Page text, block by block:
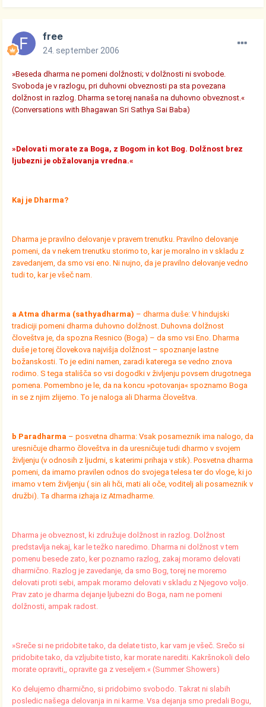
free
24. september 2006
»Beseda dharma ne pomeni dolžnosti; v dolžnosti ni svobode.
Svoboda je v razlogu, pri duhovni obveznosti pa sta povezana
dolžnost in razlog. Dharma se torej nanaša na duhovno obveznost.«
(Conversations with Bhagawan Sri Sathya Sai Baba)
»Delovati morate za Boga, z Bogom in kot Bog. Dolžnost brez
ljubezni je obžalovanja vredna.«
Kaj je Dharma?
Dharma je pravilno delovanje v pravem trenutku. Pravilno delovanje
pomeni, da v nekem trenutku storimo to, kar je moralno in v skladu z
zavedanjem, da smo vsi eno. Ni nujno, da je pravilno delovanje vedno
tudi to, kar je všeč nam.
a Atma dharma (sathyadharma) – dharma duše: V hindujski
tradiciji pomeni dharma duhovno dolžnost. Duhovna dolžnost
človeštva je, da spozna Resnico (Boga) – da smo vsi Eno. Dharma
duše je torej človekova najvišja dolžnost – spoznanje lastne
božanskosti. To je edini namen, zaradi katerega se vedno znova
rodimo. S tega stališča so vsi dogodki v življenju povsem drugotnega
pomena. Pomembno je le, da na koncu »potovanja« spoznamo Boga
in se z njim zlijemo. To je naloga ali Dharma človeštva.
b Paradharma – posvetna dharma: Vsak posameznik ima nalogo, da
uresničuje dharmo človeštva in da uresničuje tudi dharmo v svojem
življenju (v odnosih z ljudmi, s katerimi prihaja v stik). Posvetna dharma
pomeni, da imamo pravilen odnos do svojega telesa ter do vloge, ki jo
imamo v tem življenju ( sin ali hči, mati ali oče, voditelj ali posameznik v
družbi). Ta dharma izhaja iz Atmadharme.
Dharma je obveznost, ki združuje dolžnost in razlog. Dolžnost
predstavlja nekaj, kar le težko naredimo. Dharma ni dolžnost v tem
pomenu besede zato, ker poznamo razlog, zakaj moramo delovati
dharmično. Razlog je zavedanje, da smo Bog, torej ne moremo
delovati proti sebi, ampak moramo delovati v skladu z Njegovo voljo.
Prav zato je dharma dejanje ljubezni do Boga, nam ne pomeni
dolžnosti, ampak radost.
»Sreče si ne pridobite tako, da delate tisto, kar vam je všeč. Srečo si
pridobite tako, da vzljubite tisto, kar morate narediti. Kakršnokoli delo
morate opraviti,, opravite ga z veseljem.« (Summer Showers)
Ko delujemo dharmično, si pridobimo svobodo. Takrat ni slabih
posledic našega delovanja in ni karme. Vsa dejanja smo predali Bogu,